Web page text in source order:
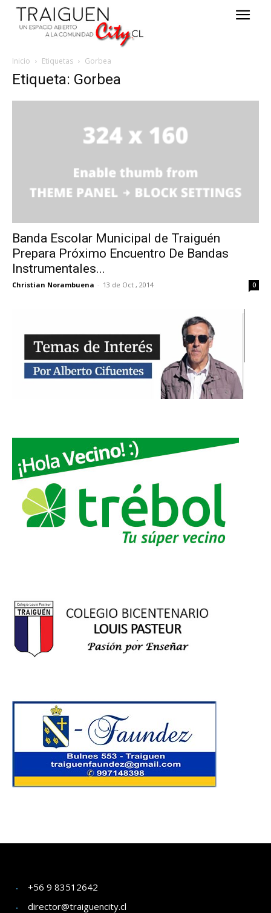
Inicio Etiquetas Gorbea
Etiqueta: Gorbea
Banda Escolar Municipal de Traiguén
Prepara Próximo Encuentro De Bandas
Instrumentales...
Christian Norambuena - 13 de Oct , 2014 0
+56 9 83512642
director@traiguencity.cl